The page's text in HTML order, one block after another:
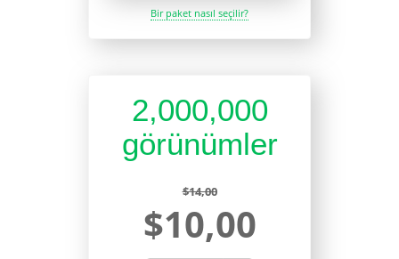
Bir paket nasıl seçilir?
2,000,000
görünümler
$14,00
$10,00